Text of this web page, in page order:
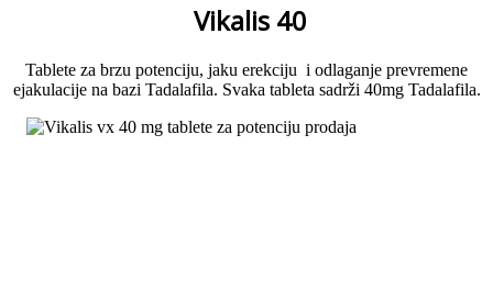
Vikalis 40
Tablete za brzu potenciju, jaku erekciju i odlaganje prevremene
ejakulacije na bazi Tadalafila. Svaka tableta sadrži 40mg Tadalafila.